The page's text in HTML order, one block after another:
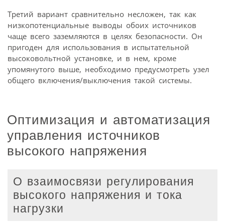
Третий вариант сравнительно несложен, так как
низкопотенциальные выводы обоих источников
чаще всего заземляются в целях безопасности. Он
пригоден для использования в испытательной
высоковольтной установке, и в нем, кроме
упомянутого выше, необходимо предусмотреть узел
общего включения/выключения такой системы.
Оптимизация и автоматизация
управления источников
высокого напряжения
О взаимосвязи регулирования
высокого напряжения и тока
нагрузки